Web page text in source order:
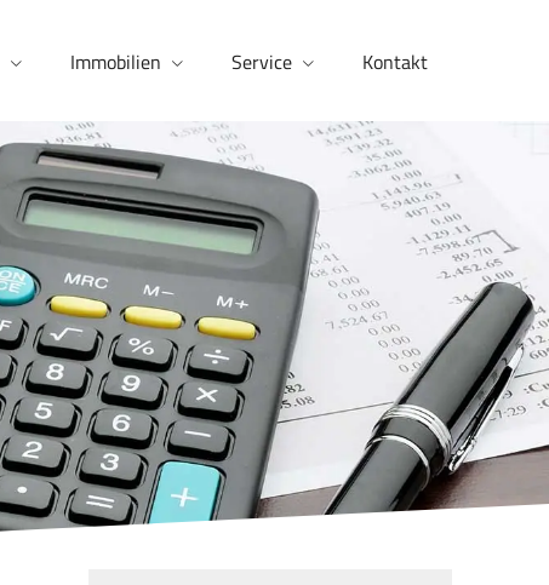
Immobilien Service Kontakt